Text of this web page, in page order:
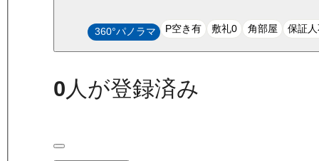
360°パノラマ P空き有 敷礼0 角部屋 保証
0人が登録済み